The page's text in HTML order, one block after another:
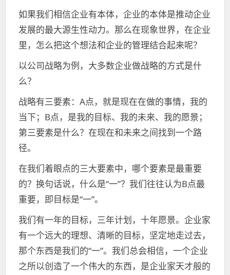
如果我们相信企业有本体，企业的本体是推动企业
发展的最大源生性动力。那么在现象世界，在企业
里，怎么把这个想法和企业的管理结合起来呢？
以公司战略为例，大多数企业做战略的方式是什
么？
战略有三要素：A点，就是现在在做的事情，我的
当下；B点，是我的目标、我的未来、我的愿景；
第三要素是什么？在现在和未来之间找到一个路
径。
在我们着眼点的三大要素中，哪个要素是最重要
的？换句话说，什么是“一”？我们往往认为B点最
重要，即目标是“一”。
我们有一年的目标，三年计划，十年愿景。企业家
有一个远大的理想、清晰的目标，坚定地走过去，
那个东西是我们的“一”。我们总会相信，一个企业
之所以创造了一个伟大的东西，是企业家天才般的